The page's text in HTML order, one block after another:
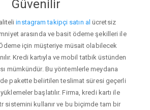
Güvenilir
instagram takipçi satın al ücretsiz
arasında ve basit ödeme şekilleri ile
Ödeme için müşteriye müsait olabilecek
Kredi kartıyla ve mobil tatbik üstünden
mümkündür. Bu yöntemlerle meydana
pakette belirtilen teslimat süresi geçerli
başlatılır. Firma, kredi kartı ile
sistemini kullanır ve bu biçimde tam bir